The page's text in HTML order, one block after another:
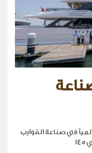
في صناعة القوارب